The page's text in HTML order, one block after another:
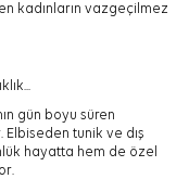
kadınların vazgeçilmez
gün boyu süren
Elbiseden tunik ve dış
hayatta hem de özel